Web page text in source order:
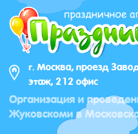
г. Москва, проезд
этаж, 212 офис
Организация и
Жуковскоми в